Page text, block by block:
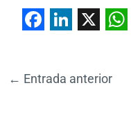
c
n
a
← Entrada anterior